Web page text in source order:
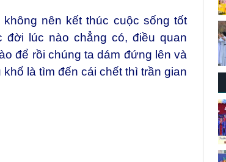
nên kết thúc cuộc sống tốt
lúc nào chẳng có, điều quan
để rồi chúng ta dám đứng lên và
là tìm đến cái chết thì trần gian